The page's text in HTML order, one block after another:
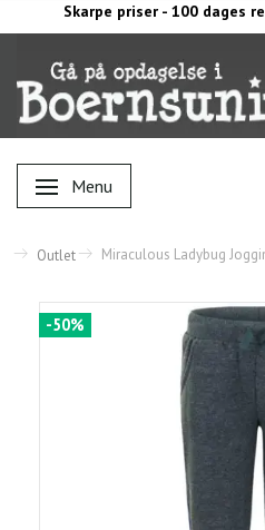
Skarpe priser - 100 dages
Skifte navigation
Menu
Outlet Miraculous Ladybug
-50%